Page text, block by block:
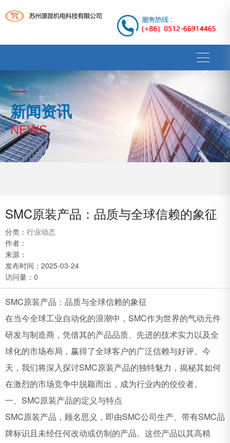
新闻资讯
NEWS
SMC原装产品：品质与全球信赖的象征
分类： 行业动态
作者：
来源：
发布时间： 2025-03-24
访问量： 0
SMC原装产品：品质与全球信赖的象征
在当今全球工业自动化的浪潮中，SMC作为世界的气动元件
研发与制造商，凭借其的产品品质、先进的技术实力以及全
球化的市场布局，赢得了全球客户的广泛信赖与好评。今
天，我们将深入探讨SMC原装产品的独特魅力，揭秘其如何
在激烈的市场竞争中脱颖而出，成为行业内的佼佼者。
一、SMC原装产品的定义与特点
SMC原装产品，顾名思义，即由SMC公司生产、带有SMC品
牌标识且未经任何改动或仿制的产品。这些产品以其高精